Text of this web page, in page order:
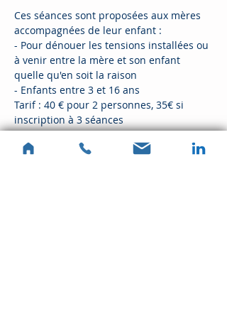
Ces séances sont proposées aux mères
accompagnées de leur enfant :
- Pour dénouer les tensions installées ou
à venir entre la mère et son enfant
quelle qu'en soit la raison
- Enfants entre 3 et 16 ans
Tarif : 40 € pour 2 personnes, 35€ si
inscription à 3 séances
15€ en plus par personne
supplémentaire